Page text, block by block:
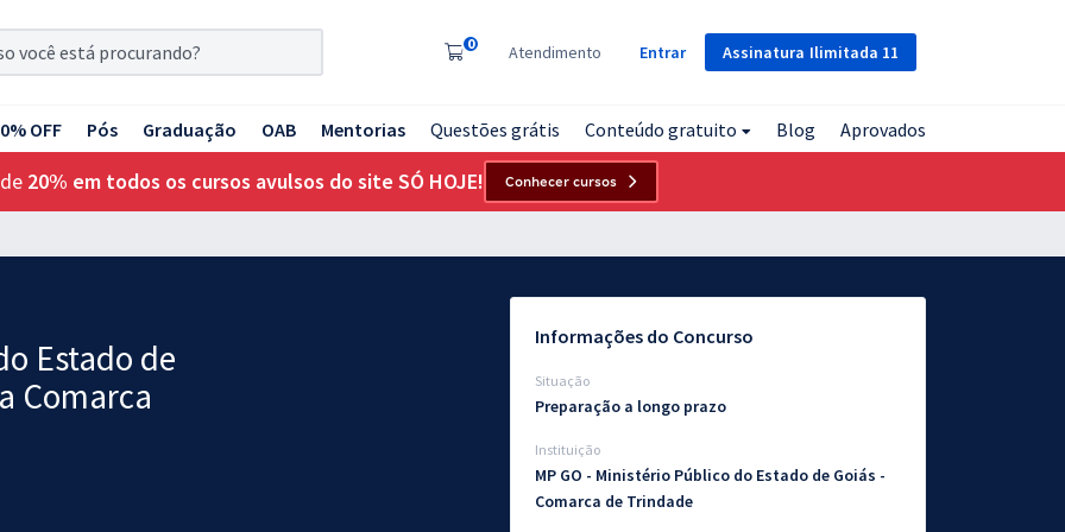
Assinatura Ilimitada 11
0 Atendimento Entrar
OFF Pós Graduação OAB Mentorias Questões grátis Conteúdo gratuito Blog Aprovados
20% em todos os cursos avulsos do site SÓ HOJE! Conhecer cursos
Estado de
Comarca
Informações do Concurso
Situação
Preparação a longo prazo
Instituição
MP GO - Ministério Público do Estado de Goiás -
Comarca de Trindade